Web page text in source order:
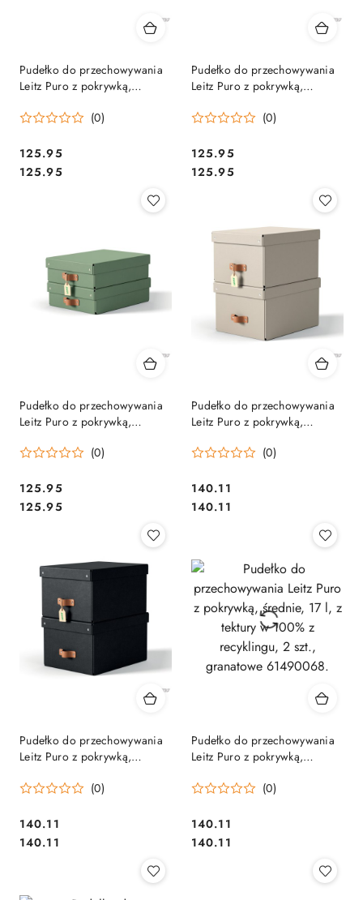
Pudełko do przechowywania
Leitz Puro z pokrywką,
100% z recyklingu, 2 szt.,
(0)
Cena:
125.95
Cena:
125.95
Pudełko do przechowywania
Leitz Puro z pokrywką,
100% z recyklingu, 2 szt.,
(0)
Cena:
125.95
Cena:
125.95
Pudełko do przechowywania
Leitz Puro z pokrywką,
100% z recyklingu, 2 szt.,
(0)
Cena:
125.95
Cena:
125.95
Pudełko do przechowywania
Leitz Puro z pokrywką,
z recyklingu, 2 szt., beżowe
(0)
Cena:
140.11
Cena:
140.11
Pudełko do przechowywania
Leitz Puro z pokrywką,
z recyklingu, 2 szt., czarne
(0)
Cena:
140.11
Cena:
140.11
Pudełko do przechowywania
Leitz Puro z pokrywką,
z recyklingu, 2 szt., granatowe
(0)
Cena:
140.11
Cena:
140.11